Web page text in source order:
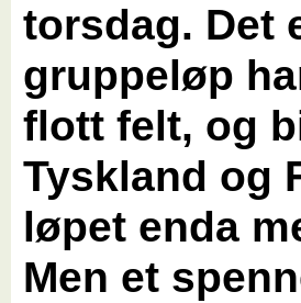
torsdag. Det
gruppeløp
flott felt, og
Tyskland og
løpet enda
Men et